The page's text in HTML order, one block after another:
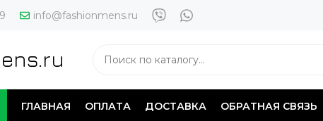
info@fashionmens.ru
ГЛАВНАЯ ОПЛАТА ДОСТАВКА ОБРАТНАЯ СВЯЗЬ